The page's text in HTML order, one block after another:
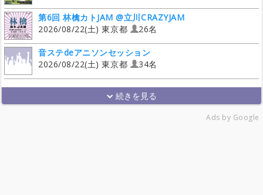
第6回 林檎カトJAM @立川CRAZYJAM
2026/08/22(土) 東京都
26名
音ステdeアニソンセッション
2026/08/22(土) 東京都
34名
Ads by Google